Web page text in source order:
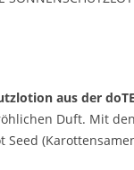
aus der
Duft. Mit
Seed